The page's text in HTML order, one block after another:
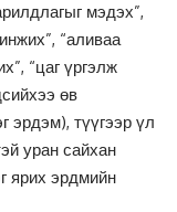
мэдэх”,
“аливаа
“цаг үргэлж
өв
эрдэм), түүгээр үл
уран сайхан
ярих эрдмийн